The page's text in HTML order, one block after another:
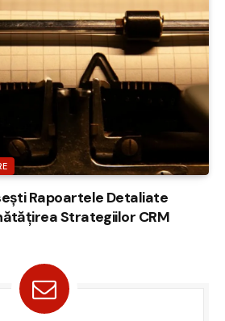
Rapoartele Detaliate
Strategiilor CRM